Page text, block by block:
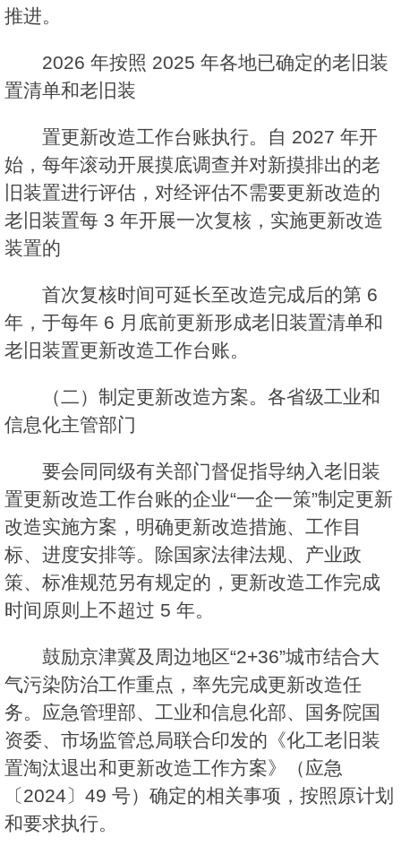
推进。
2026 年按照 2025 年各地已确定的老旧装
置清单和老旧装
置更新改造工作台账执行。自 2027 年开
始，每年滚动开展摸底调查并对新摸排出的老
旧装置进行评估，对经评估不需要更新改造的
老旧装置每 3 年开展一次复核，实施更新改造
装置的
首次复核时间可延长至改造完成后的第 6
年，于每年 6 月底前更新形成老旧装置清单和
老旧装置更新改造工作台账。
（二）制定更新改造方案。各省级工业和
信息化主管部门
要会同同级有关部门督促指导纳入老旧装
置更新改造工作台账的企业“一企一策”制定更新
改造实施方案，明确更新改造措施、工作目
标、进度安排等。除国家法律法规、产业政
策、标准规范另有规定的，更新改造工作完成
时间原则上不超过 5 年。
鼓励京津冀及周边地区“2+36”城市结合大
气污染防治工作重点，率先完成更新改造任
务。应急管理部、工业和信息化部、国务院国
资委、市场监管总局联合印发的《化工老旧装
置淘汰退出和更新改造工作方案》（应急
〔2024〕49 号）确定的相关事项，按照原计划
和要求执行。